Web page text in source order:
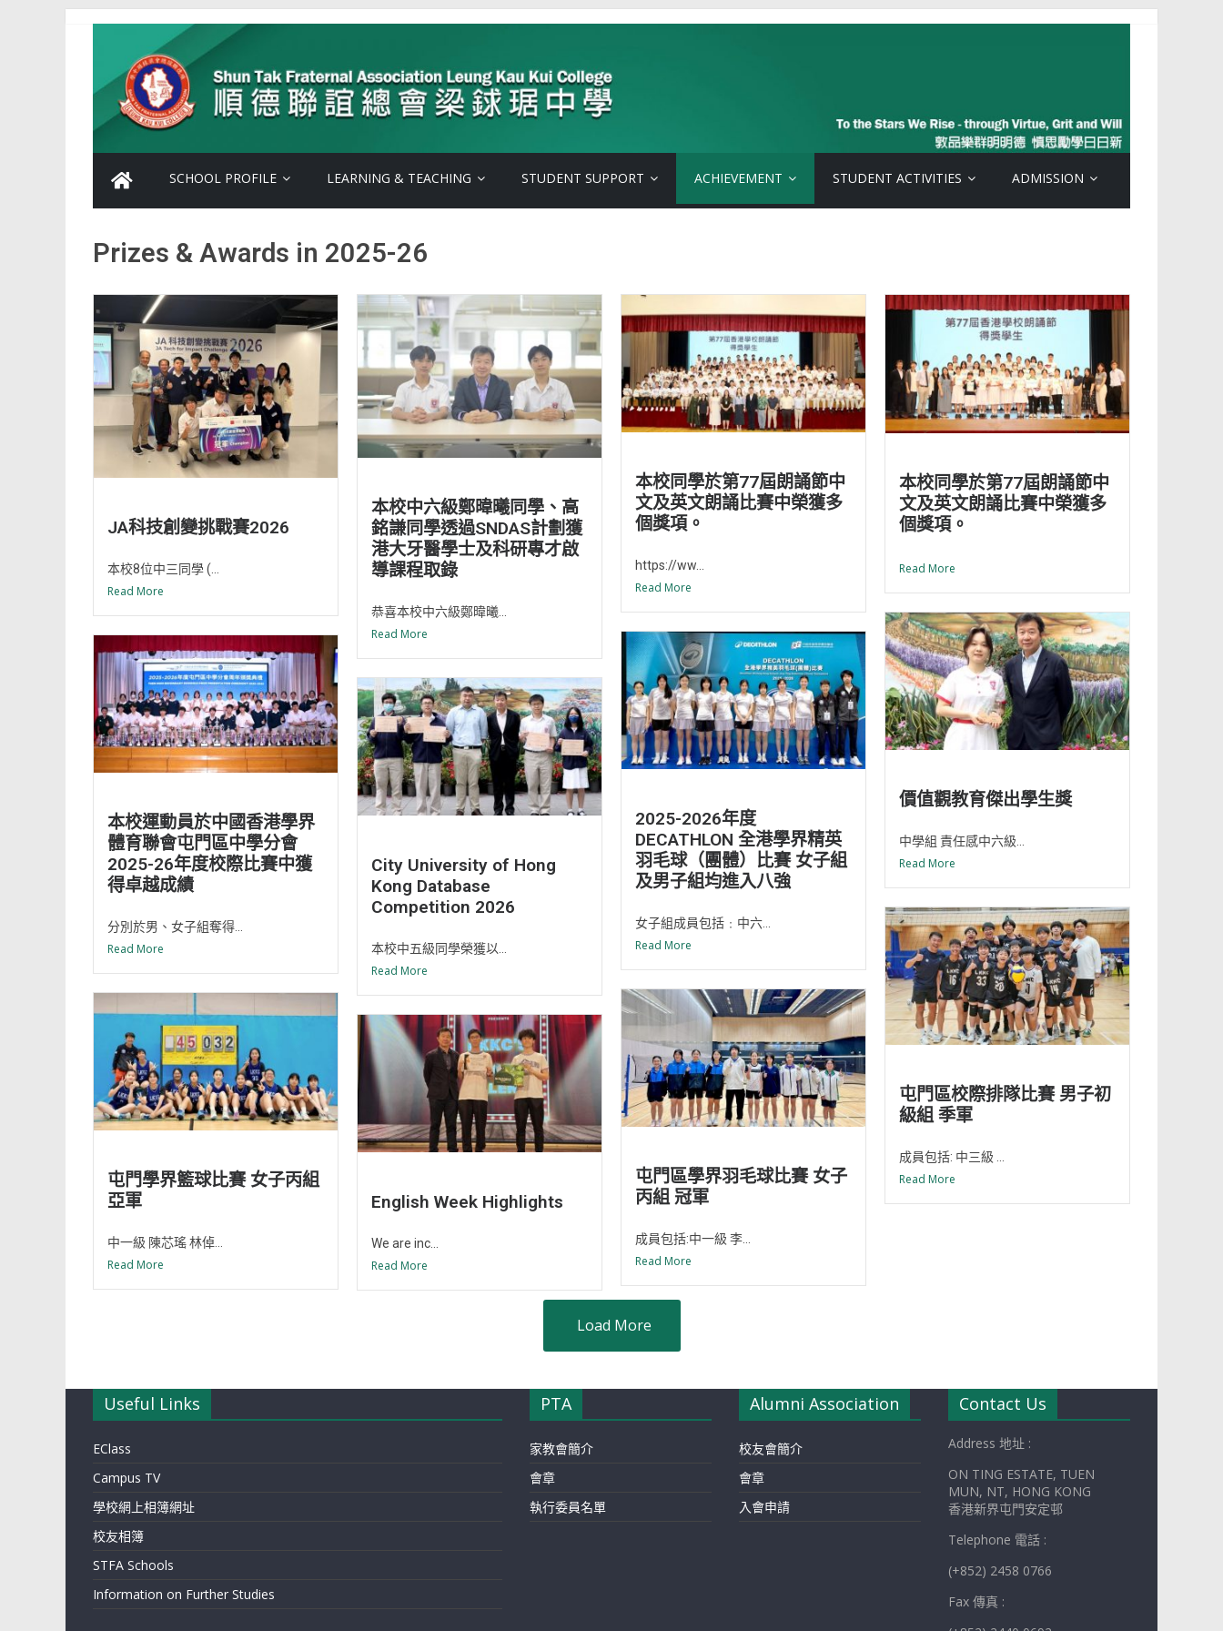
SCHOOL PROFILE LEARNING & TEACHING STUDENT SUPPORT ACHIEVEMENT STUDENT ACTIVITIES ADMISSION
Prizes & Awards in 2025-26
JA科技創變挑戰賽2026
本校8位中三同學 (...
Read More
本校中六級鄭暐曦同學、高
銘謙同學透過SNDAS計劃獲
港大牙醫學士及科研專才啟
導課程取錄
恭喜本校中六級鄭暐曦...
Read More
本校同學於第77屆朗誦節中
文及英文朗誦比賽中榮獲多
個獎項。
https://ww...
Read More
本校同學於第77屆朗誦節中
文及英文朗誦比賽中榮獲多
個獎項。
Read More
價值觀教育傑出學生獎
中學組 責任感中六級...
Read More
2025-2026年度
DECATHLON 全港學界精英
羽毛球（團體）比賽 女子組
及男子組均進入八強
女子組成員包括﹕中六...
Read More
本校運動員於中國香港學界
體育聯會屯門區中學分會
2025-26年度校際比賽中獲
得卓越成績
分別於男、女子組奪得...
Read More
City University of Hong
Kong Database
Competition 2026
本校中五級同學榮獲以...
Read More
屯門區校際排隊比賽 男子初
級組 季軍
成員包括: 中三級 ...
Read More
屯門區學界羽毛球比賽 女子
丙組 冠軍
成員包括:中一級 李...
Read More
屯門學界籃球比賽 女子丙組
亞軍
中一級 陳芯瑤 林倬...
Read More
English Week Highlights
We are inc...
Read More
Load More
Useful Links
EClass
Campus TV
學校網上相簿網址
校友相簿
STFA Schools
Information on Further Studies
PTA
家教會簡介
會章
執行委員名單
Alumni Association
校友會簡介
會章
入會申請
Contact Us
Address 地址 :
ON TING ESTATE, TUEN
MUN, NT, HONG KONG
香港新界屯門安定邨
Telephone 電話 :
(+852) 2458 0766
Fax 傳真 :